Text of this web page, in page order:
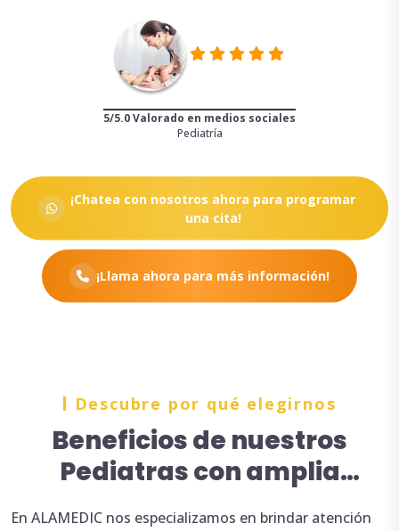
5/5.0 Valorado en medios sociales
Pediatría
¡Chatea con nosotros ahora para programar
una cita!
¡Llama ahora para más información!
Descubre por qué elegirnos
Beneficios de nuestros
Pediatras con amplia
En ALAMEDIC nos especializamos en brindar atención